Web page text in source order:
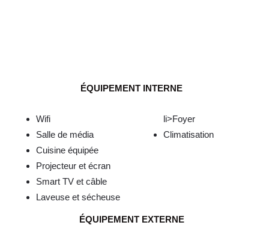
ÉQUIPEMENT INTERNE
Wifi
Salle de média
Cuisine équipée
Projecteur et écran
Smart TV et câble
Laveuse et sécheuse
li>Foyer
Climatisation
ÉQUIPEMENT EXTERNE